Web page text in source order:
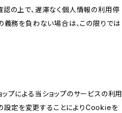
の上で、遅滞なく個人情報の利用停
義務を負わない場合は、この限りでは
プによる当ショップのサービスの利用
設定を変更することによりCookieを